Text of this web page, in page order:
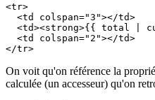
<tr>
  <td colspan="3"></td>
<td><strong>{{ total |
  <td colspan="2"></td>
</tr>
On voit qu'on référence la
calculée (un accesseur) qu'on